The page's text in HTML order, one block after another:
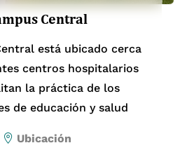
Augusto Malca Carrillo
Unidad Administrativa
de las Facultades de
de Salud Pública y
y de Psicología
Académico
y Especialización
Central
está ubicado cerca
centros hospitalarios
la práctica de los
de educación y salud
Ubicación